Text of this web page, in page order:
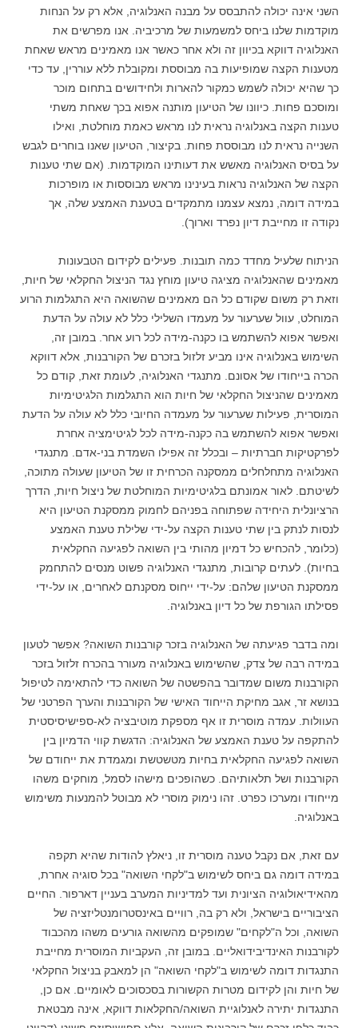
השני אינה יכולה להתבסס על מבנה האנלוגיה, אלא רק על הנחות
מוקדמות שלנו ביחס למשמעות של מרכיביה. אנו מפרשים את
האנלוגיה דווקא בכיוון זה ולא אחר כאשר אנו מאמינים מראש שאחת
מטענות הקצה שמופיעות בה מבוססת ומקובלת ללא עוררין, עד כדי
כך שהיא יכולה לשמש כמקור להארות ולחידושים בתחום מוכר
ומוסכם פחות. כיוונו של הטיעון מותנה אפוא בכך שאחת משתי
טענות הקצה באנלוגיה נראית לנו מראש כאמת מוחלטת, ואילו
השנייה נראית לנו מבוססת פחות. בקיצור, הטיעון שאנו בוחרים לגבש
על בסיס האנלוגיה מאשש את דעותינו המוקדמות. (אם שתי טענות
הקצה של האנלוגיה נראות בעינינו מראש מבוססות או מופרכות
במידה דומה, נמצא עצמנו מתמקדים בטענת האמצע שלה, אך
נקודה זו מחייבת דיון נפרד וארוך).
הניתוח שלעיל מחדד כמה תובנות. פעילים לקידום הטבעונות
מאמינים שהאנלוגיה מציגה טיעון מוחץ נגד הניצול החקלאי של חיות,
וזאת רק משום שקודם כל הם מאמינים שהשואה היא התגלמות הרוע
המוחלט, עוול שערעור על מעמדו השלילי כלל לא עולה על הדעת
ואפשר אפוא להשתמש בו כקנה-מידה לכל רוע אחר. במובן זה,
השימוש באנלוגיה אינו מביע זלזול בזכרם של הקורבנות, אלא דווקא
הכרה בייחודו של אסונם. מתנגדי האנלוגיה, לעומת זאת, קודם כל
מאמינים שהניצול החקלאי של חיות הוא התגלמות הלגיטימיות
המוסרית, פעילות שערעור על מעמדה החיובי כלל לא עולה על הדעת
ואפשר אפוא להשתמש בה כקנה-מידה לכל לגיטימציה אחרת
לפרקטיקות חברתיות – ובכלל זה אפילו השמדת בני-אדם. מתנגדי
האנלוגיה מתחלחלים ממסקנה הכרחית זו של הטיעון שעולה מתוכה,
לשיטתם. לאור אמונתם בלגיטימיות המוחלטת של ניצול חיות, הדרך
הרציונלית היחידה שפתוחה בפניהם לחמוק ממסקנת הטיעון היא
לנסות לנתק בין שתי טענות הקצה על-ידי שלילת טענת האמצע
(כלומר, להכחיש כל דמיון מהותי בין השואה לפגיעה החקלאית
בחיות). לעתים קרובות, מתנגדי האנלוגיה פשוט מנסים להתחמק
ממסקנת הטיעון שלהם: על-ידי ייחוס מסקנתם לאחרים, או על-ידי
פסילתו הגורפת של כל דיון באנלוגיה.
ומה בדבר פגיעתה של האנלוגיה בזכר קורבנות השואה? אפשר לטעון
במידה רבה של צדק, שהשימוש באנלוגיה מעורר בהכרח זלזול בזכר
הקורבנות משום שמדובר בהפשטה של השואה כדי להתאימה לטיפול
בנושא זר, אגב מחיקת הייחוד האישי של הקורבנות והערך הפרטני של
העוולות. עמדה מוסרית זו אף מספקת מוטיבציה לא-ספישיסיסטית
להתקפה על טענת האמצע של האנלוגיה: הדגשת קווי הדמיון בין
השואה לפגיעה החקלאית בחיות מטשטשת ומגמדת את ייחודם של
הקורבנות ושל תלאותיהם. כשהופכים מישהו לסמל, מוחקים משהו
מייחודו ומערכו כפרט. זהו נימוק מוסרי לא מבוטל להמנעות משימוש
באנלוגיה.
עם זאת, אם נקבל טענה מוסרית זו, ניאלץ להודות שהיא תקפה
במידה דומה גם ביחס לשימוש ב"לקחי השואה" בכל סוגיה אחרת,
מהאידיאולוגיה הציונית ועד למדיניות המערב בעניין דארפור. החיים
הציבוריים בישראל, ולא רק בה, רוויים באינסטרומנטליזציה של
השואה, וכל ה"לקחים" שמופקים מהשואה גורעים משהו מהכבוד
לקורבנות האינדיבידואליים. במובן זה, העקביות המוסרית מחייבת
התנגדות דומה לשימוש ב"לקחי השואה" הן למאבק בניצול החקלאי
של חיות והן לקידום מטרות הקשורות בסכסוכים לאומיים. אם כן,
התנגדות יתירה לאנלוגיית השואה/החקלאות דווקא, אינה מבטאת